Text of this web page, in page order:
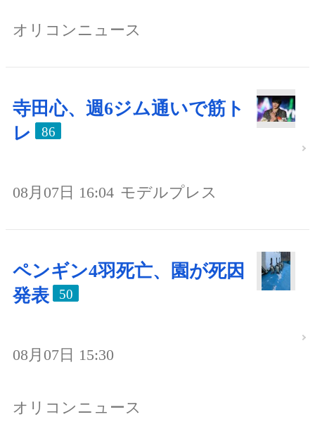
オリコンニュース
寺田心、週6ジム通いで筋ト
レ
86
08月07日 16:04 モデルプレス
ペンギン4羽死亡、園が死因
発表
50
08月07日 15:30
オリコンニュース